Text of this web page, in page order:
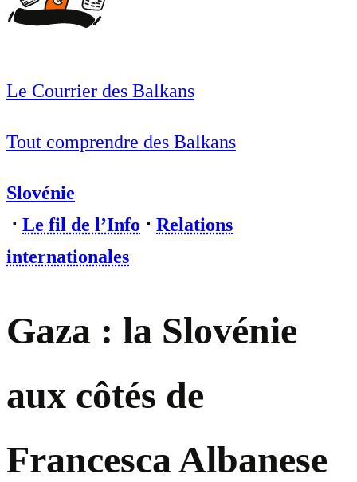
Le Courrier des Balkans
Tout comprendre des Balkans
Slovénie
⋅ Le fil de l’Info ⋅ Relations
internationales
Gaza : la Slovénie
aux côtés de
Francesca Albanese